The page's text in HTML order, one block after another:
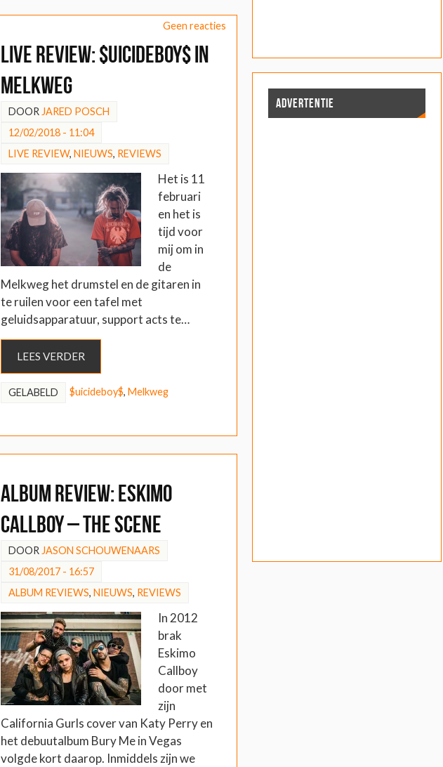
Geen reacties
LIVE REVIEW: $uicideBoy$ in
Melkweg
DOORJARED POSCH
12/02/2018 - 11:04
LIVE REVIEW, NIEUWS, REVIEWS
Het is 11
februari
en het is
tijd voor
mij om in
de
Melkweg het drumstel en de gitaren in
te ruilen voor een tafel met
geluidsapparatuur, support acts te…
LEES VERDER
GELABELD $uicideboy$, Melkweg
ALBUM REVIEW: Eskimo
Callboy – The Scene
DOORJASON SCHOUWENAARS
31/08/2017 - 16:57
ALBUM REVIEWS, NIEUWS, REVIEWS
In 2012
brak
Eskimo
Callboy
door met
zijn
California Gurls cover van Katy Perry en
het debuutalbum Bury Me in Vegas
volgde kort daarop. Inmiddels zijn we
ADVERTENTIE